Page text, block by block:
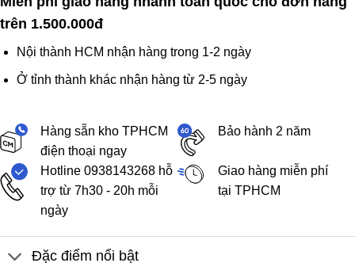
trên 1.500.000đ
Nội thành HCM nhận hàng trong 1-2 ngày
Ở tỉnh thành khác nhận hàng từ 2-5 ngày
Hàng sẵn kho TPHCM
điện thoại ngay
Bảo hành 2 năm
Hotline 0938143268 hỗ
trợ từ 7h30 - 20h mỗi
ngày
Giao hàng miễn phí
tại TPHCM
Đặc điểm nổi bật